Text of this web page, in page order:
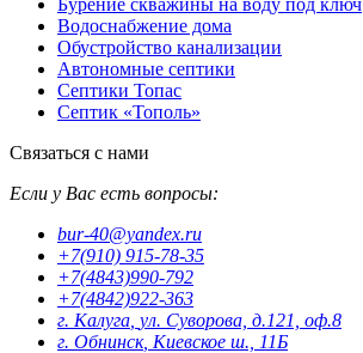
Бурение скважины на воду под ключ
Водоснабжение дома
Обустройство канализации
Автономные септики
Септики Топас
Септик «Тополь»
Связаться с нами
Если у Вас есть вопросы:
bur-40@yandex.ru
+7(910) 915-78-35
+7(4843)990-792
+7(4842)922-363
г. Калуга ул. Суворова, д.121, оф.8
г. Обнинск, Киевское ш., 11Б